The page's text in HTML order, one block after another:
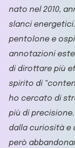
nato nel 2010,
slanci
pentolone e
annotazioni
di dirottare più
spirito di
ho cercato di
più di
dalla curiosità e
però